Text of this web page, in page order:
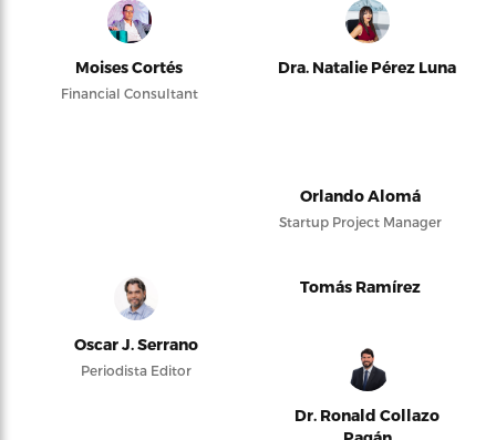
Moises Cortés
Financial Consultant
Dra. Natalie Pérez Luna
Orlando Alomá
Startup Project Manager
Oscar J. Serrano
Periodista Editor
Tomás Ramírez
Dr. Ronald Collazo